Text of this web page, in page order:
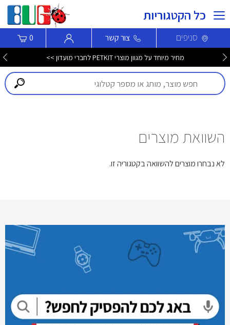
כל הקטגוריות
סניפים צור קשר 0
מחיר מיוחד על מגוון מוצרי PETKIT לחברי מועדון >>
השוואת מוצרים
לא נבחרו מוצרים להשוואה בקטגוריה זו.